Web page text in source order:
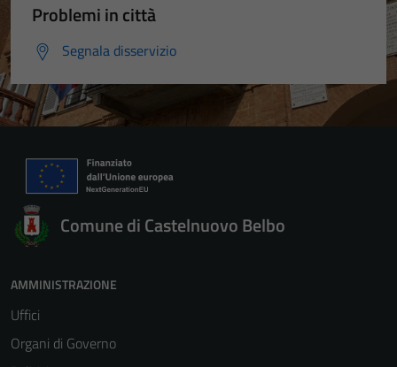
Problemi in città
Segnala disservizio
Comune di Castelnuovo Belbo
AMMINISTRAZIONE
Uffici
Organi di Governo